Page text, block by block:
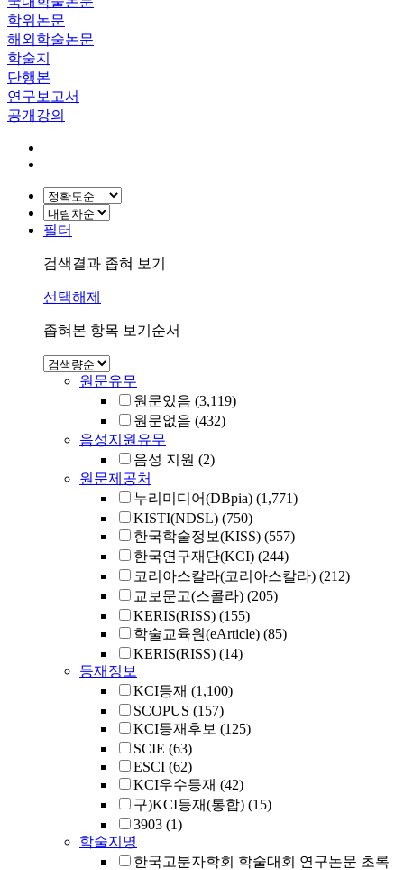
학위논문
해외학술논문
학술지
단행본
연구보고서
공개강의
필터
검색결과 좁혀 보기
선택해제
좁혀본 항목 보기순서
원문유무
원문있음 (3,119)
원문없음 (432)
음성지원유무
음성 지원 (2)
원문제공처
누리미디어(DBpia) (1,771)
KISTI(NDSL) (750)
한국학술정보(KISS) (557)
한국연구재단(KCI) (244)
코리아스칼라(코리아스칼라) (212)
교보문고(스콜라) (205)
KERIS(RISS) (155)
학술교육원(eArticle) (85)
KERIS(RISS) (14)
등재정보
KCI등재 (1,100)
SCOPUS (157)
KCI등재후보 (125)
SCIE (63)
ESCI (62)
KCI우수등재 (42)
구)KCI등재(통합) (15)
3903 (1)
학술지명
한국고분자학회 학술대회 연구논문 초록